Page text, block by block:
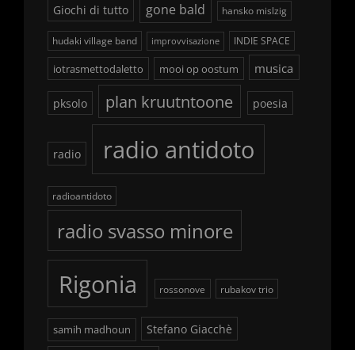
Giochi di tutto gone bald hansko mislzig
hudaki village band improvvisazione INDIE SPACE
iotrasmettodaletto mooi op oostum musica
pksolo plan kruutntoone poesia
radio radio antidoto
radioantidoto
radio svasso minore
Rigonia rossonove rubakov trio
samih madhoun Stefano Giacchè